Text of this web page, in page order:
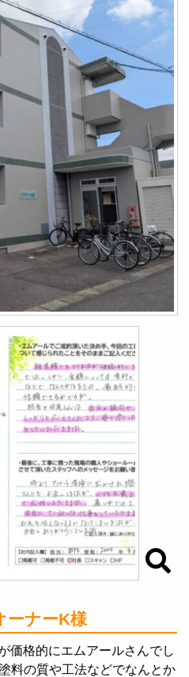
ーナーK様
価格的にエムアールさんでし
料の質や工法などでなんとか